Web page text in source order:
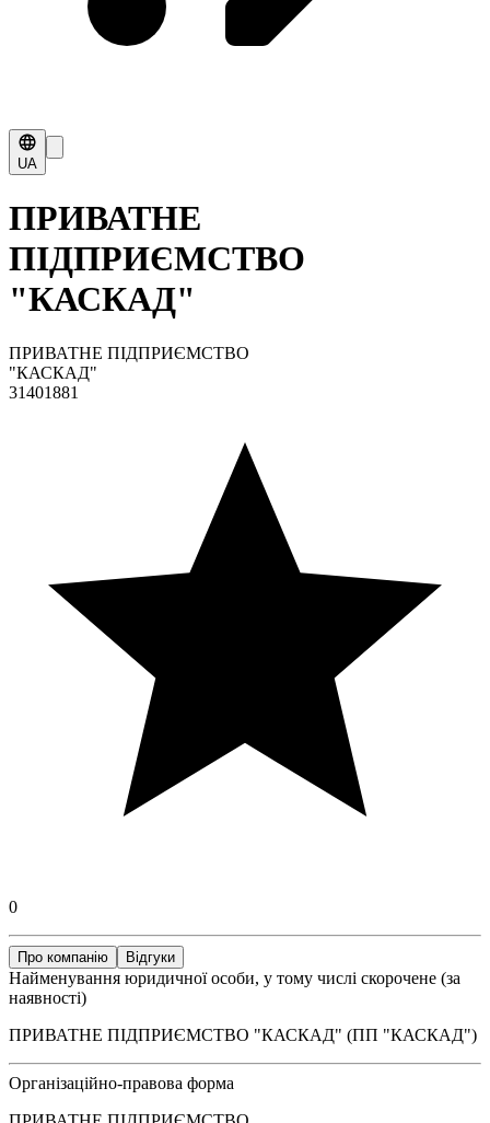
UA
ПРИВАТНЕ
ПІДПРИЄМСТВО
"КАСКАД"
ПРИВАТНЕ ПІДПРИЄМСТВО
"КАСКАД"
31401881
0
Про компанію Відгуки
Найменування юридичної особи, у тому числі скорочене (за
наявності)
ПРИВАТНЕ ПІДПРИЄМСТВО "КАСКАД" (ПП "КАСКАД")
Організаційно-правова форма